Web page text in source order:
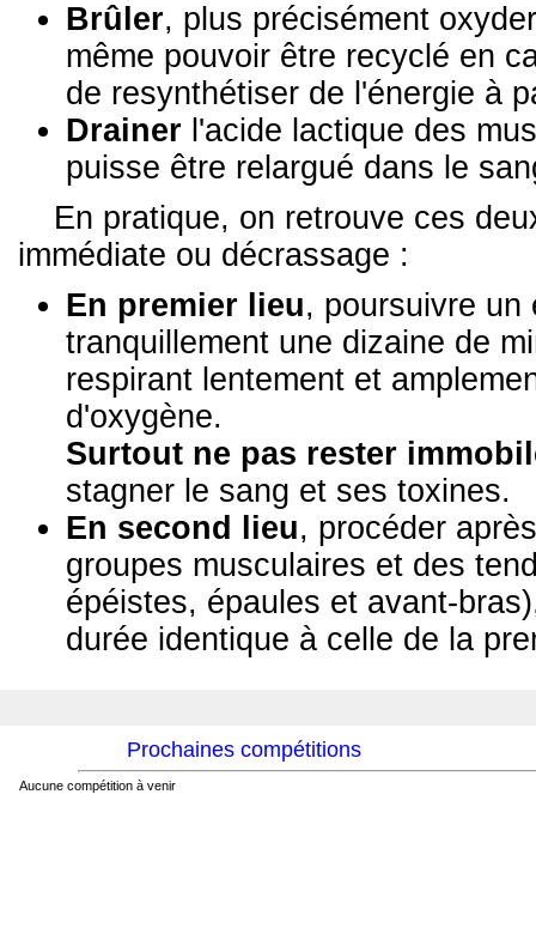
Brûler, plus précisément
même pouvoir être recyclé en
de resynthétiser de l'énergie à
Drainer l'acide lactique des
puisse être relargué dans le
En pratique, on retrouve ces
immédiate ou décrassage :
En premier lieu, poursuivre un
tranquillement une dizaine de
respirant lentement et
d'oxygène.
Surtout ne pas rester
stagner le sang et ses toxines.
En second lieu, procéder
groupes musculaires et des
épéistes, épaules et avant-
durée identique à celle de la
Prochaines compétitions
Aucune compétition à venir